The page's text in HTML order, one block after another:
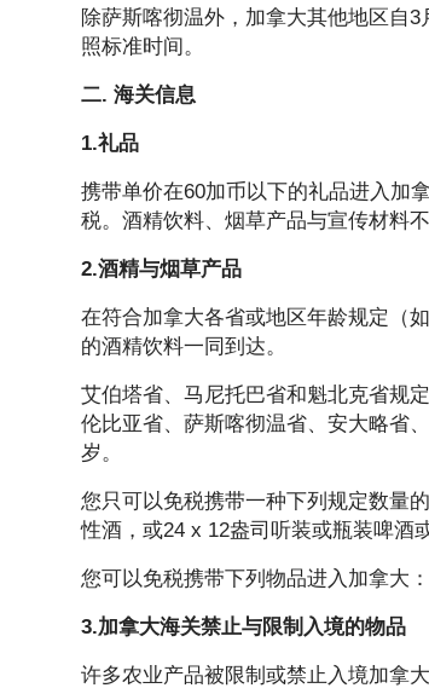
除萨斯喀彻温外，加拿大其他地区自
照标准时间。
二. 海关信息
1.礼品
携带单价在60加币以下的礼品进入加
税。酒精饮料、烟草产品与宣传材料
2.酒精与烟草产品
在符合加拿大各省或地区年龄规定（
的酒精饮料一同到达。
艾伯塔省、马尼托巴省和魁北克省规
伦比亚省、萨斯喀彻温省、安大略省
岁。
您只可以免税携带一种下列规定数量
性酒，或24 x 12盎司听装或瓶装啤酒
您可以免税携带下列物品进入加拿大
3.加拿大海关禁止与限制入境的物品
许多农业产品被限制或禁止入境加拿